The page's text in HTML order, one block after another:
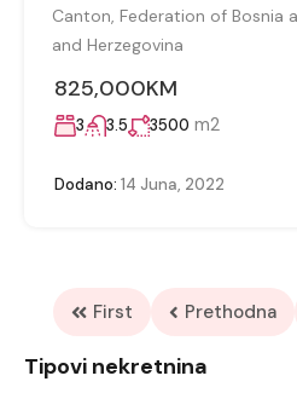
Canton, Federation of Bosnia
and Herzegovina
825,000KM
3 3.5 3500 m2
Dodano: 14 Juna, 2022
First Prethodna
Tipovi nekretnina